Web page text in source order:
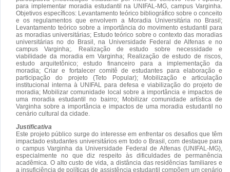
para implementar moradia estudantil na UNIFAL-MG, campus Varginha.
Objetivos específicos: Levantamento teórico bibliográfico sobre o conceito
e os regulamentos que envolvem a Moradia Universitária no Brasil;
Levantamento teórico sobre a importância do movimento estudantil para
as moradias universitárias; Estudo teórico sobre o contexto das moradias
universitárias no do Brasil, na Universidade Federal de Alfenas e no
campus Varginha;. Realização de estudo sobre necessidade e
viabilidade da moradia em Varginha; Realização de estudo de riscos,
estudo arquitetônico; estudo financeiro para a implementação da
moradia; Criar e fortalecer comitê de estudantes para elaboração e
participação do projeto (Teto Popular); Mobilização e articulação
institucional interna à UNIFAL para defesa e viabilização do projeto de
moradia; Mobilizar comunidade local sobre a importância e impactos de
uma moradia estudantil no bairro; Mobilizar comunidade artística de
Varginha sobre a importância e impactos de uma moradia estudantil no
cenário cultural da cidade.
Justificativa
Este projeto público surge do interesse em enfrentar os desafios que têm
impactado estudantes universitários em todo o Brasil, com destaque para
o campus Varginha da Universidade Federal de Alfenas (UNIFAL-MG),
especialmente no que diz respeito às dificuldades de permanência
acadêmica. O alto custo de vida, a distância das residências familiares e
a insuficiência de políticas de assistência estudantil compõem um cenário